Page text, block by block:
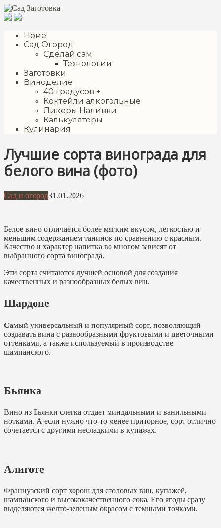
Перейти
к
Номе
Сад Огород
Сделай сам
Технологии
Заготовки
Виноделие
40 градусов +
Коктейли алкогольные
Ликеры Наливки
Калькуляторы
Кулинария
Лучшие сорта винограда для
белого вина (фото)
Сад и огород31.01.2026
Белое вино отличается более мягким вкусом, легкостью и
меньшим содержанием танинов по сравнению с красным.
Качество и характер напитка во многом зависят от
выбранного сорта винограда.
Эти сорта считаются лучшей основой для создания
качественных и разнообразных белых вин.
Шардоне
Самый универсальный и популярный сорт, позволяющий
создавать вина с разнообразными фруктовыми и цветочными
оттенками, а также используемый в производстве
шампанского.
Бьянка
Вино из Бьянки слегка отдает миндальными и ванильными
нотками. А если нужно что-то менее приторное, сорт отлично
сочетается с другими несладкими в купажах.
Алиготе
Французский сорт хорош для столовых вин, купажей,
шампанского и высококачественного сока. Его ягоды сразу
выделяются желто-зеленым окрасом с темными точками.